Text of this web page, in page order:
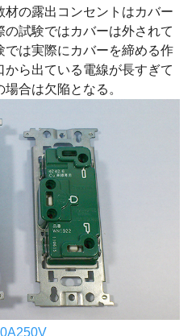
の露出コンセントはカバー
試験ではカバーは外されて
は実際にカバーを締める作
ら出ている電線が長すぎて
合は欠陥となる。